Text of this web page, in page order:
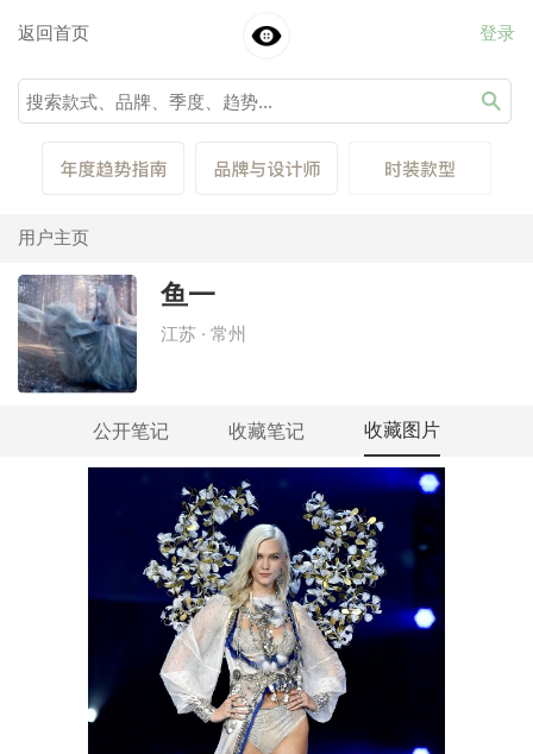
返回首页 登录
用户主页
鱼一
江苏 · 常州
公开笔记 收藏笔记 收藏图片